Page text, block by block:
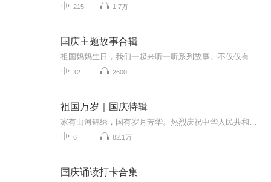
215 1.7万
国庆主题故事合辑
12 2600
祖国万岁｜国庆特辑
6 82.1万
国庆诵读打卡合集